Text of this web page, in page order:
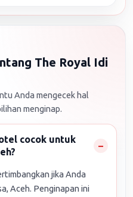
The Royal Idi
Anda mengecek hal
menginap.
cocok untuk
jika Anda
Aceh. Penginapan ini